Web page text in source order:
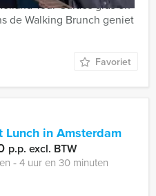
Tour Guides gids én
de Walking Brunch geniet
Favoriet
Lunch in Amsterdam
p.p. excl. BTW
‐ 4 uur en 30 minuten